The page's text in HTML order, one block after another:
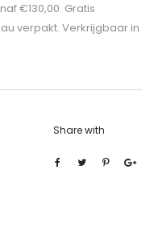
€130,00. Gratis
verpakt. Verkrijgbaar in
Share with